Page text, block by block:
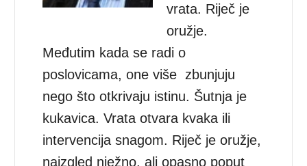
vrata. Riječ je
oružje.
Međutim kada se radi o
poslovicama, one više zbunjuju
nego što otkrivaju istinu. Šutnja je
kukavica. Vrata otvara kvaka ili
intervencija snagom. Riječ je oružje,
naizgled nježno, ali opasno poput